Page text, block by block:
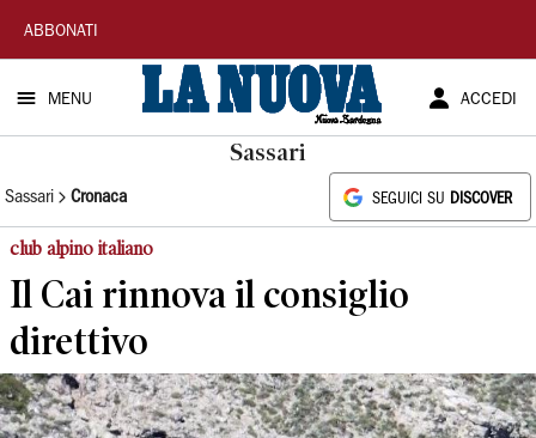
La
Nuova
Sardegna
ABBONATI
MENU ACCEDI
Sassari
Sassari Cronaca SEGUICI SU DISCOVER
club alpino italiano
Il Cai rinnova il consiglio
direttivo